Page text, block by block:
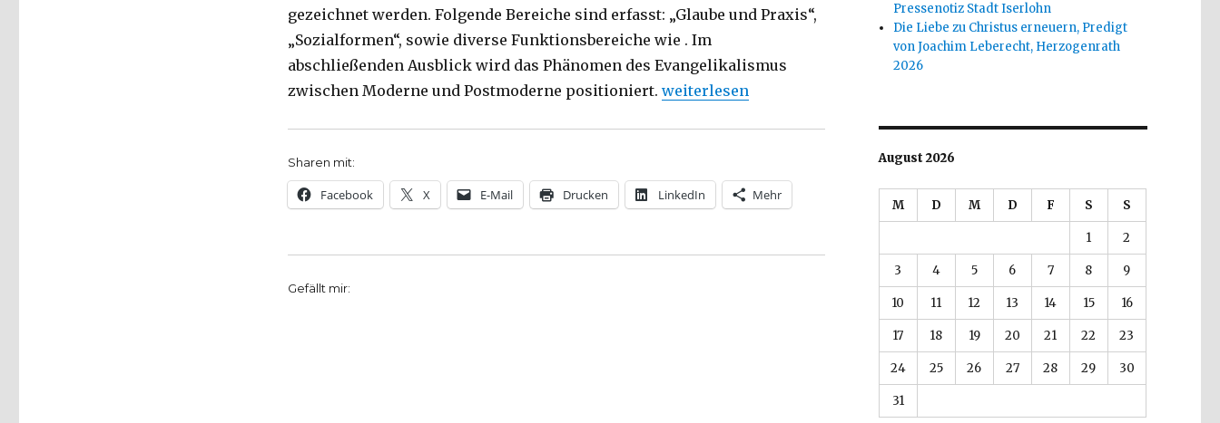
gezeichnet werden. Folgende Bereiche sind erfasst: „Glaube und Praxis“,
„Sozialformen“, sowie diverse Funktionsbereiche wie . Im
abschließenden Ausblick wird das Phänomen des Evangelikalismus
zwischen Moderne und Postmoderne positioniert. „Phänomen Evangelikalismus, Rezension, Christoph Fleischer, Welver
weiterlesen
Sharen mit:
Facebook X E-Mail Drucken LinkedIn Mehr
Gefällt mir:
Pressenotiz Stadt Iserlohn
Die Liebe zu Christus erneuern, Predigt
von Joachim Leberecht, Herzogenrath
2026
August 2026
M D M D F S S
1 2
3 4 5 6 7 8 9
10 11 12 13 14 15 16
17 18 19 20 21 22 23
24 25 26 27 28 29 30
31